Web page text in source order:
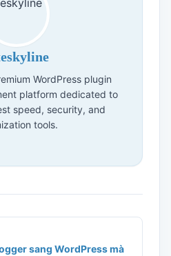
WordPress plugin
platform dedicated to
speed, security, and
tools.
sang WordPress mà